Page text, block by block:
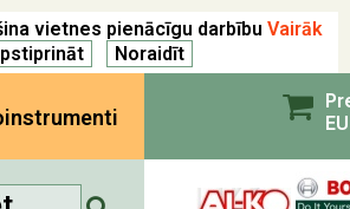
vietnes pienācīgu darbību Vairāk